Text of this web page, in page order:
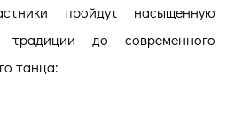
пройдут насыщенную
до современного
танца: